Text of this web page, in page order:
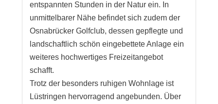
entspannten Stunden in der Natur ein. In
unmittelbarer Nähe befindet sich zudem der
Osnabrücker Golfclub, dessen gepflegte und
landschaftlich schön eingebettete Anlage ein
weiteres hochwertiges Freizeitangebot
schafft.
Trotz der besonders ruhigen Wohnlage ist
Lüstringen hervorragend angebunden. Über